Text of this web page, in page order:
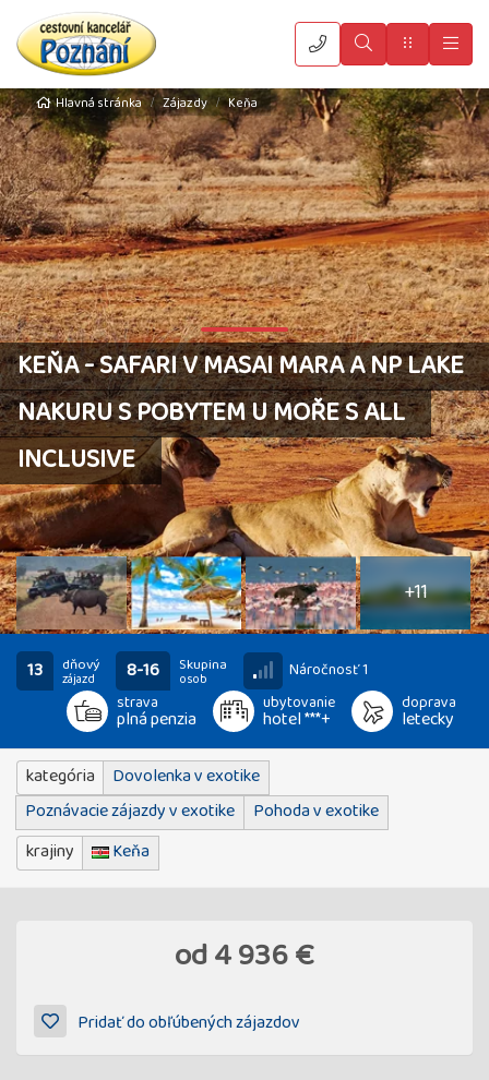
VyhledatMenu
Hlavná stránka Zájazdy Keňa
KEŇA - SAFARI V MASAI MARA A NP LAKE
NAKURU S POBYTEM U MOŘE S ALL
INCLUSIVE
16
fotografií
+11
13 dňový
zájazd 8-16 Skupina
osob
Náročnosť 1
strava
plná penzia
ubytovanie
hotel ***+
doprava
letecky
kategória
Dovolenka v exotike
Poznávacie zájazdy v exotike
Pohoda v exotike
krajiny
Keňa
od4 936 €
Pridať do obľúbených zájazdov